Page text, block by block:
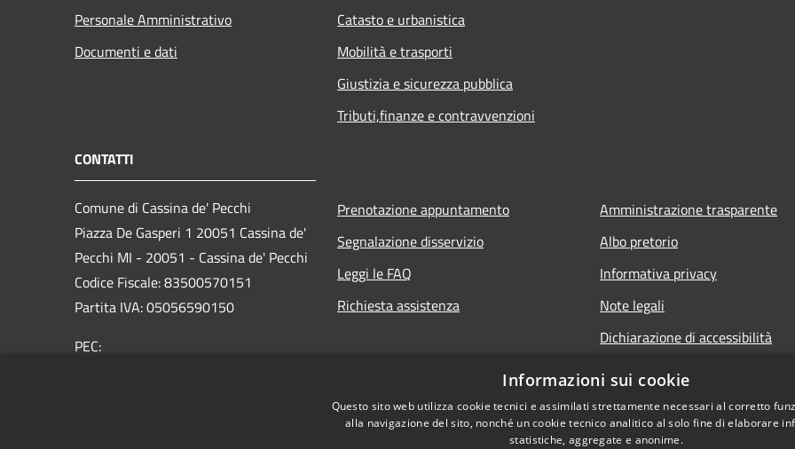
Personale Amministrativo
Documenti e dati
Catasto e urbanistica
Mobilità e trasporti
Giustizia e sicurezza pubblica
Tributi,finanze e contravvenzioni
CONTATTI
Comune di Cassina de' Pecchi
Piazza De Gasperi 1 20051 Cassina de'
Pecchi MI - 20051 - Cassina de' Pecchi
Codice Fiscale: 83500570151
Partita IVA: 05056590150
PEC:
Prenotazione appuntamento
Segnalazione disservizio
Leggi le FAQ
Richiesta assistenza
Amministrazione trasparente
Albo pretorio
Informativa privacy
Note legali
Dichiarazione di accessibilità
Informazioni sui cookie
Questo sito web utilizza cookie tecnici e assimilati strettamente necessari al corretto
alla navigazione del sito, nonché un cookie tecnico analitico al solo fine di elaborare
statistiche, aggregate e anonime.